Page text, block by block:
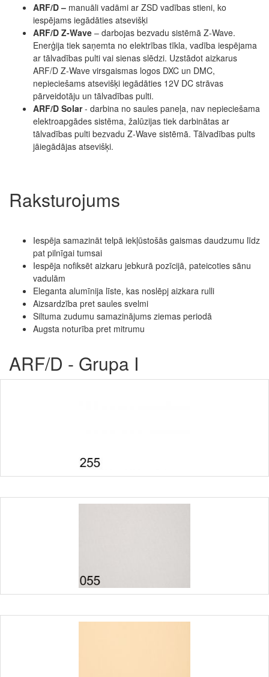
ARF/D – manuāli vadāmi ar ZSD vadības stieni, ko
iespējams iegādāties atsevišķi
ARF/D Z-Wave – darbojas bezvadu sistēmā Z-Wave.
Enerģija tiek saņemta no elektrības tīkla, vadība iespējama
ar tālvadības pulti vai sienas slēdzi. Uzstādot aizkarus
ARF/D Z-Wave virsgaismas logos DXC un DMC,
nepieciešams atsevišķi iegādāties 12V DC strāvas
pārveidotāju un tālvadības pulti.
ARF/D Solar- darbina no saules paneļa, nav nepieciešama
elektroapgādes sistēma, žalūzijas tiek darbinātas ar
tālvadības pulti bezvadu Z-Wave sistēmā. Tālvadības pults
jāiegādājas atsevišķi.
Raksturojums
Iespēja samazināt telpā iekļūstošās gaismas daudzumu līdz
pat pilnīgai tumsai
Iespēja nofiksēt aizkaru jebkurā pozīcijā, pateicoties sānu
vadulām
Eleganta alumīnija līste, kas noslēpj aizkara rulli
Aizsardzība pret saules svelmi
Siltuma zudumu samazinājums ziemas periodā
Augsta noturība pret mitrumu
ARF/D - Grupa I